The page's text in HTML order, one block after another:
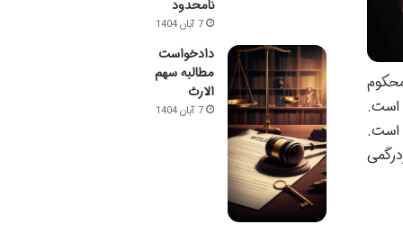
شده است.
است.
نامحدود
7 آبان 1404
دادخواست
مطالبه سهم
الارث
7 آبان 1404